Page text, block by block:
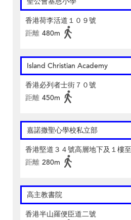
香港荷李活道１０９號
距離 480m
Island Christian Academy
香港必列者士街７０號
距離 450m
嘉諾撒聖心學校私立部
香港堅道３４號高層地下及１樓
距離 280m
高主教書院
香港半山羅便臣道二號